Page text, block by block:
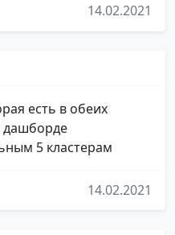
14.02.2021
есть в обеих
дашборде
5 кластерам
14.02.2021